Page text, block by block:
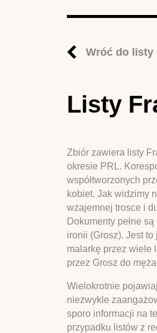
Wróć do listy
Listy
Zbiór zawiera listy
okresie PRL.
współtworzonych
kobiet. Jak widzimy
wzajemnej trosce i
Dokumenty pełne
ironii (Grosz). Jest
malarkę przez wiele
przez Grosz do
Wielokrotnie
niezwykle
sporo informacji na
przypadku listów z